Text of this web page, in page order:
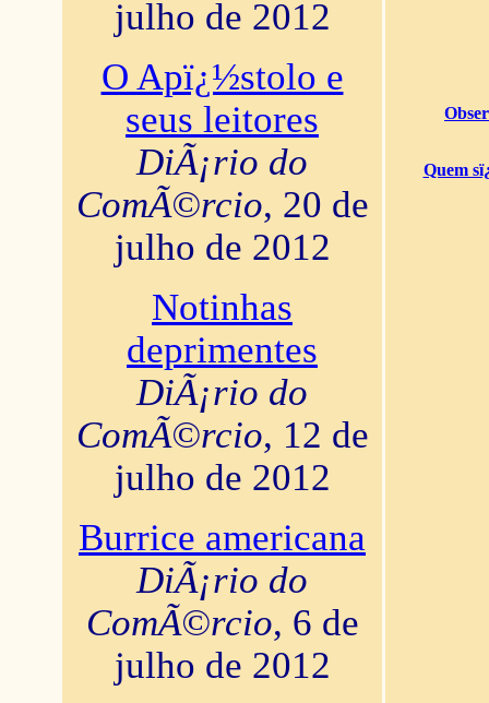
julho de 2012
O Apï¿½stolo e
seus leitores
DiÃ¡rio do
ComÃ©rcio, 20 de
julho de 2012
Notinhas
deprimentes
DiÃ¡rio do
ComÃ©rcio, 12 de
julho de 2012
Burrice americana
DiÃ¡rio do
ComÃ©rcio, 6 de
julho de 2012
Quem